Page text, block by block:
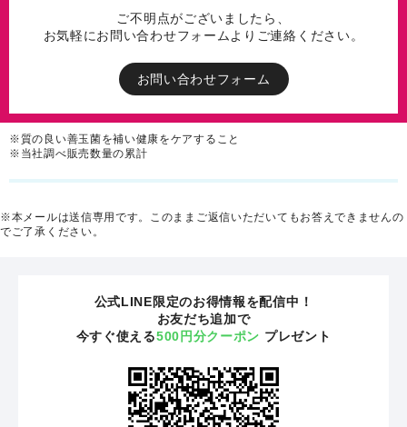
ご不明点がございましたら、
お気軽にお問い合わせフォームよりご連絡ください。
お問い合わせフォーム
※質の良い善玉菌を補い健康をケアすること
※当社調べ販売数量の累計
※本メールは送信専用です。このままご返信いただいてもお答えできませんの
でご了承ください。
公式LINE限定のお得情報を配信中！
お友だち追加で
今すぐ使える500円分クーポン プレゼント